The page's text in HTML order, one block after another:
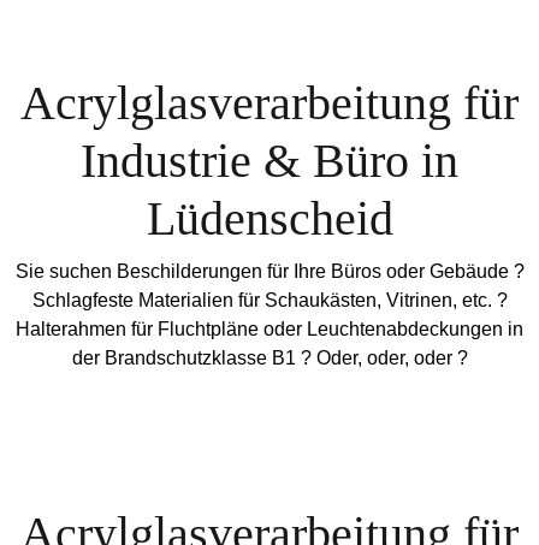
Acrylglasverarbeitung für
Industrie & Büro in
Lüdenscheid
Sie suchen Beschilderungen für Ihre Büros oder Gebäude ?
Schlagfeste Materialien für Schaukästen, Vitrinen, etc. ?
Halterahmen für Fluchtpläne oder Leuchtenabdeckungen in
der Brandschutzklasse B1 ? Oder, oder, oder ?
Acrylglasverarbeitung für